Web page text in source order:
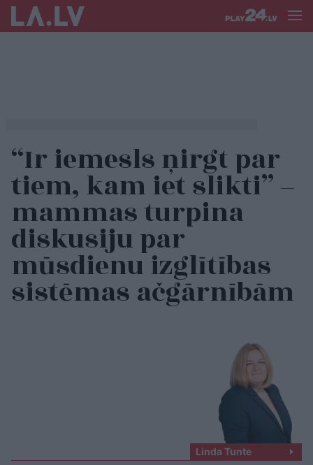
“Ir iemesls ņirgt par
tiem, kam iet slikti” –
mammas turpina
diskusiju par
mūsdienu izglītības
sistēmas ačgārnībām
Linda Tunte